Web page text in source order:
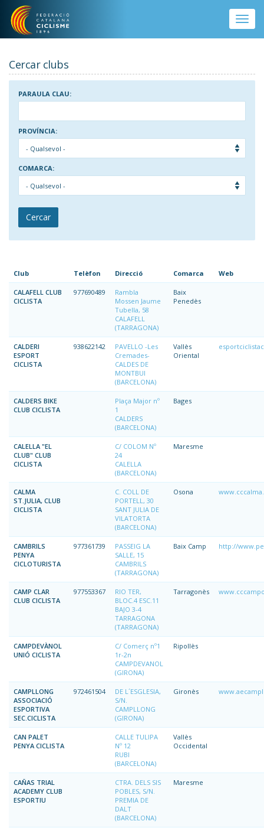
Vés al contingut
Toggle
Cercar clubs
PARAULA CLAU:
PROVÍNCIA:
COMARCA:
Cercar
Club Telèfon Direcció Comarca Web
CALAFELL CLUB
CICLISTA
977690489
Rambla
Mossen Jaume
Tubella, 58
CALAFELL
(TARRAGONA)
Baix
Penedès
CALDERI
ESPORT
CICLISTA
938622142
PAVELLO -Les
Cremades-
CALDES DE
MONTBUI
(BARCELONA)
Vallès
Oriental
CALDERS BIKE
CLUB CICLISTA
Plaça Major nº
1
CALDERS
(BARCELONA)
Bages
CALELLA "EL
CLUB" CLUB
CICLISTA
C/ COLOM Nº
24
CALELLA
(BARCELONA)
Maresme
CALMA
ST.JULIA, CLUB
CICLISTA
C. COLL DE
PORTELL, 30
SANT JULIA DE
VILATORTA
(BARCELONA)
Osona
CAMBRILS
PENYA
CICLOTURISTA
977361739
PASSEIG LA
SALLE, 15
CAMBRILS
(TARRAGONA)
Baix Camp http://
CAMP CLAR
CLUB CICLISTA
977553367
RIO TER,
BLOC.4 ESC.11
BAJO 3-4
TARRAGONA
(TARRAGONA)
Tarragonès
CAMPDEVÀNOL
UNIÓ CICLISTA
C/ Comerç nº1
1r-2n
CAMPDEVANOL
(GIRONA)
Ripollès
CAMPLLONG
ASSOCIACIÓ
ESPORTIVA
SEC.CICLISTA
972461504
DE L´ESGLESIA,
S/N.
CAMPLLONG
(GIRONA)
Gironès
CAN PALET
PENYA CICLISTA
CALLE TULIPA
Nº 12
RUBI
(BARCELONA)
Vallès
Occidental
CAÑAS TRIAL
ACADEMY CLUB
ESPORTIU
CTRA. DELS SIS
POBLES, S/N.
PREMIA DE
DALT
(BARCELONA)
Maresme